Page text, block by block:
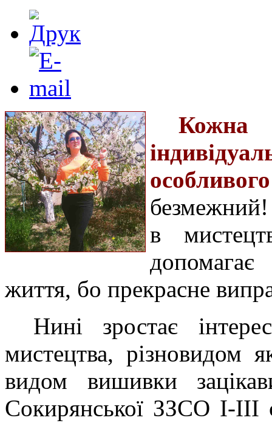
в
життя, бо прекрасне
Нині зростає
мистецтва, різновидом
видом вишивки
Сокирянської ЗЗСО І-